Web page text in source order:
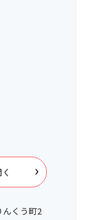
くう町2